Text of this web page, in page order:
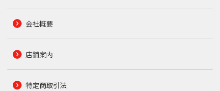
会社概要
店舗案内
特定商取引法